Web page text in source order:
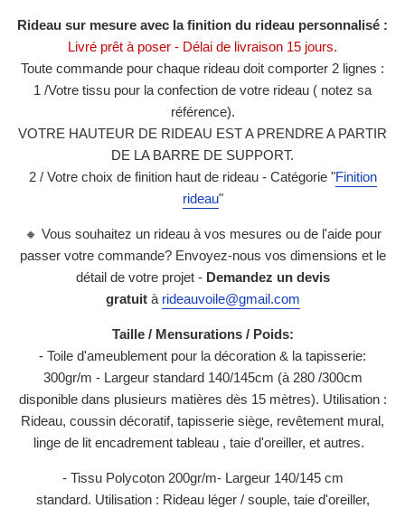
Rideau sur mesure avec la finition du rideau personnalisé :
Livré prêt à poser - Délai de livraison 15 jours.
Toute commande pour chaque rideau doit comporter 2 lignes :
1 /Votre tissu pour la confection de votre rideau ( notez sa
référence).
VOTRE HAUTEUR DE RIDEAU EST A PRENDRE A PARTIR
DE LA BARRE DE SUPPORT.
2 / Votre choix de finition haut de rideau - Catégorie "Finition
rideau"
🔸 Vous souhaitez un rideau à vos mesures ou de l'aide pour
passer votre commande? Envoyez-nous vos dimensions et le
détail de votre projet - Demandez un devis
gratuit à rideauvoile@gmail.com
Taille / Mensurations / Poids:
- Toile d'ameublement pour la décoration & la tapisserie:
300gr/m - Largeur standard 140/145cm (à 280 /300cm
disponible dans plusieurs matières dès 15 mètres). Utilisation :
Rideau, coussin décoratif, tapisserie siège, revêtement mural,
linge de lit encadrement tableau , taie d'oreiller, et autres.
- Tissu Polycoton 200gr/m- Largeur 140/145 cm
standard. Utilisation : Rideau léger / souple, taie d'oreiller,